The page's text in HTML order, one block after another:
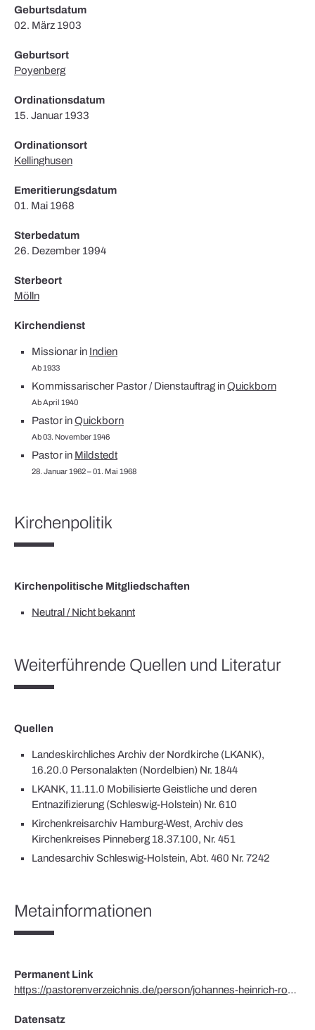
Geburtsdatum
02. März 1903
Geburtsort
Poyenberg
Ordinationsdatum
15. Januar 1933
Ordinationsort
Kellinghusen
Emeritierungsdatum
01. Mai 1968
Sterbedatum
26. Dezember 1994
Sterbeort
Mölln
Kirchendienst
Missionar in Indien
Ab 1933
Kommissarischer Pastor / Dienstauftrag inQuickborn
Ab April 1940
Pastor inQuickborn
Ab 03. November 1946
Pastor in Mildstedt
28. Januar 1962 – 01. Mai 1968
Kirchenpolitik
Kirchenpolitische Mitgliedschaften
Neutral / Nicht bekannt
Weiterführende Quellen und Literatur
Quellen
Landeskirchliches Archiv der Nordkirche (LKANK),
16.20.0 Personalakten (Nordelbien) Nr. 1844
LKANK, 11.11.0 Mobilisierte Geistliche und deren
Entnazifizierung (Schleswig-Holstein) Nr. 610
Kirchenkreisarchiv Hamburg-West, Archiv des
Kirchenkreises Pinneberg 18.37.100, Nr. 451
Landesarchiv Schleswig-Holstein, Abt. 460 Nr. 7242
Metainformationen
Permanent Link
https://pastorenverzeichnis.de/person/johannes-heinrich-rohwedder/
Datensatz